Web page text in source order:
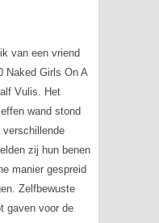
van een vriend
Naked Girls On A
Vulis. Het
wand stond
verschillende
zij hun benen
manier gespreid
Zelfbewuste
gaven voor de